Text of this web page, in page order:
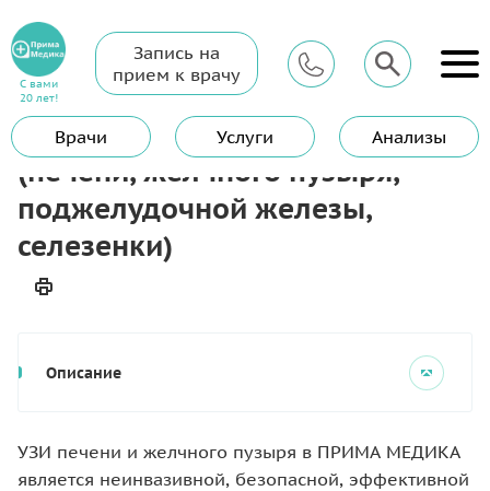
С вами
20 лет!
Запись на
прием к врачу
Врачи Услуги Анализы
Главная
УЗИ органов брюшной полости (печени, желчного пузыря,
поджелудочной железы, селезенки)
УЗИ органов брюшной полости
(печени, желчного пузыря,
поджелудочной железы,
селезенки)
Описание
УЗИ печени и желчного пузыря в ПРИМА МЕДИКА
является неинвазивной, безопасной, эффективной